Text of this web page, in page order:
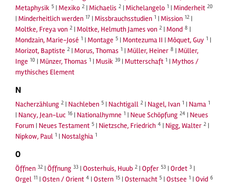
Metaphysik 5 | Mexiko 2 | Michaelis 2 | Michelangelo 1 | Minderheit 20
| Minderheitlich werden 17 | Missbrauchsstudien 1 | Mission 12 |
Moltke, Freya von 2 | Moltke, Helmuth James von 2 | Mond 8 |
Mondzain, Marie-José 1 | Montage 5 | Montezuma II | Môquet, Guy 1 |
Morizot, Baptiste 2 | Morus, Thomas 1 | Müller, Heiner 8 | Müller,
Inge 10 | Münzer, Thomas 1 | Musik 39 | Mutterschaft 1 | Mythos /
mythisches Element
N
Nacherzählung 2 | Nachleben 5 | Nachtigall 2 | Nagel, Ivan 1 | Nama 1
| Nancy, Jean-Luc 16 | Nationalhymne 1 | Neue Schöpfung 24 | Neues
Forum | Neues Testament 5 | Nietzsche, Friedrich 4 | Nigg, Walter 2 |
Nipkow, Paul 1 | Nostalghia 1
O
Öffnen 32 |Öffnung 33 |Oosterhuis, Huub 2 |Opfer 53 |Ordet 3 |
Orgel 11 |Osten / Orient 4 |Ostern 15 |Osternacht 5 |Ostsee 1 |Ovid 6